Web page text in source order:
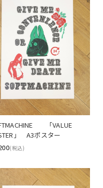
　　「VALUE
」　A3ポスター
(税込)